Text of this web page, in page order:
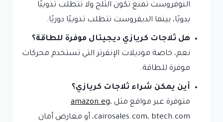
النوفروست تمنع تكون الثلج ولا تتطلب تذويبًا
يدويًا، بينما الديفروست تتطلب تذويبًا دوريًا.
هل ثلاجات كريازي ديجيتال موفرة للطاقة؟
نعم، خاصة موديلات الإنفرتر التي تستخدم محركات
موفرة للطاقة.
أين يمكن شراء ثلاجات كريازي؟
متوفرة عبر مواقع مثل amazon.eg،
cairosales.com، btech.com، أو معارض أمان